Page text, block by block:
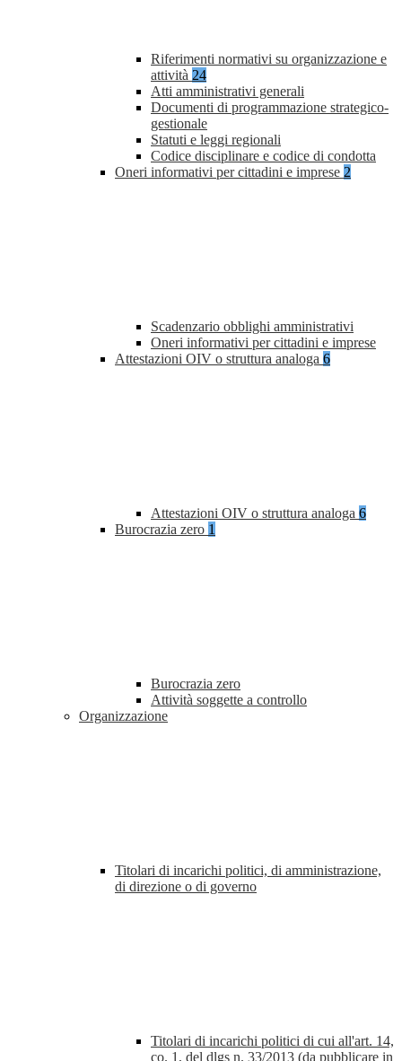
Riferimenti normativi su organizzazione e
attività 24
Atti amministrativi generali
Documenti di programmazione strategico-
gestionale
Statuti e leggi regionali
Codice disciplinare e codice di condotta
Oneri informativi per cittadini e imprese 2
Scadenzario obblighi amministrativi
Oneri informativi per cittadini e imprese
Attestazioni OIV o struttura analoga 6
Attestazioni OIV o struttura analoga 6
Burocrazia zero 1
Burocrazia zero
Attività soggette a controllo
Organizzazione
Titolari di incarichi politici, di amministrazione,
di direzione o di governo
Titolari di incarichi politici di cui all'art. 14,
co. 1, del dlgs n. 33/2013 (da pubblicare in